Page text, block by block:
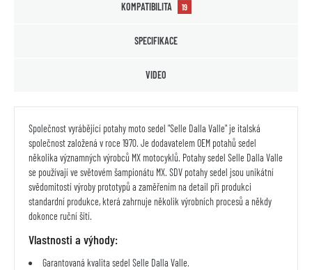
KOMPATIBILITA 19
SPECIFIKACE
VIDEO
Společnost vyrábějící potahy moto sedel "Selle Dalla Valle" je italská
společnost založená v roce 1970. Je dodavatelem OEM potahů sedel
několika významných výrobců MX motocyklů. Potahy sedel Selle Dalla Valle
se používají ve světovém šampionátu MX. SDV potahy sedel jsou unikátní
svědomitostí výroby prototypů a zaměřením na detail při produkci
standardní produkce, která zahrnuje několik výrobních procesů a někdy
dokonce ruční šití.
Vlastnosti a výhody:
Garantovaná kvalita sedel Selle Dalla Valle.